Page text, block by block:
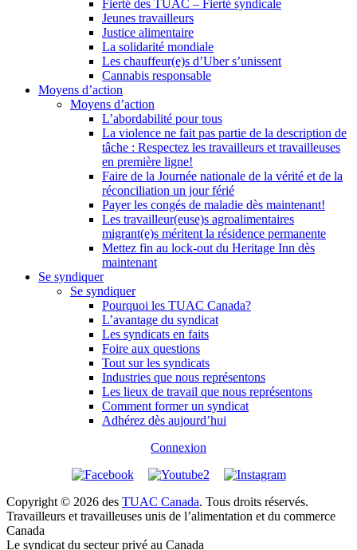
Fierté des TUAC – Fierté syndicale
Jeunes travailleurs
Justice alimentaire
La solidarité mondiale
Les chauffeur(e)s d’Uber s’unissent
Cannabis responsable
Moyens d’action
Moyens d’action
L’abordabilité pour tous
La violence ne fait pas partie de la description de
tâche : Respectez les travailleurs et travailleuses
en première ligne!
Faire de la Journée nationale de la vérité et de la
réconciliation un jour férié
Payer les congés de maladie dès maintenant!
Les travailleur(euse)s agroalimentaires
migrant(e)s méritent la résidence permanente
Mettez fin au lock-out du Heritage Inn dès
maintenant
Se syndiquer
Se syndiquer
Pourquoi les TUAC Canada?
L’avantage du syndicat
Les syndicats en faits
Foire aux questions
Tout sur les syndicats
Industries que nous représentons
Les lieux de travail que nous représentons
Comment former un syndicat
Adhérez dès aujourd’hui
Connexion
Copyright © 2026 des TUAC Canada. Tous droits réservés.
Travailleurs et travailleuses unis de l’alimentation et du commerce
Canada
Le syndicat du secteur privé au Canada